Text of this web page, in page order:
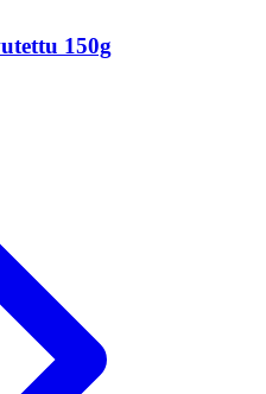
150g